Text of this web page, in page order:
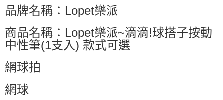
品牌名稱：Lopet樂派
商品名稱：Lopet樂派~滴滴!球搭子按動
中性筆(1支入) 款式可選
網球拍
網球